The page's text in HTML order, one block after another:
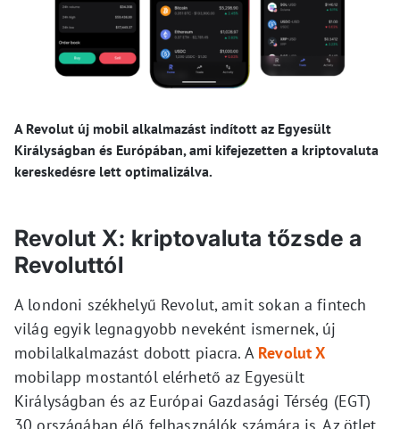
A Revolut új mobil alkalmazást indított az Egyesült
Királyságban és Európában, ami kifejezetten a kriptovaluta
kereskedésre lett optimalizálva.
Revolut X: kriptovaluta tőzsde a
Revoluttól
A londoni székhelyű Revolut, amit sokan a fintech
világ egyik legnagyobb neveként ismernek, új
mobilalkalmazást dobott piacra. A Revolut X
mobilapp mostantól elérhető az Egyesült
Királyságban és az Európai Gazdasági Térség (EGT)